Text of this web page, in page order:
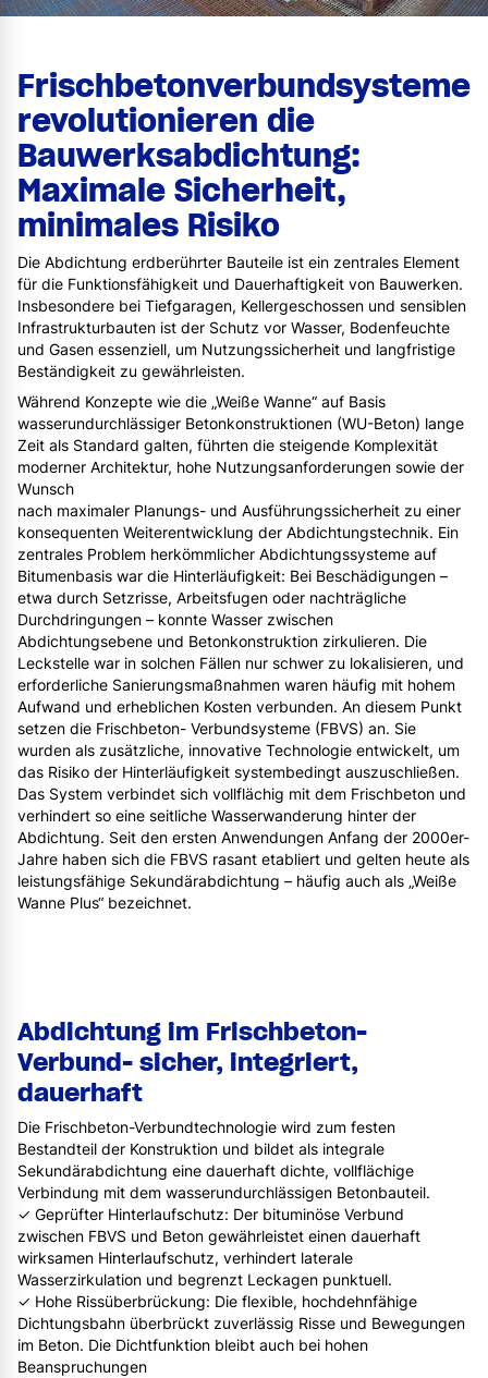
Frischbetonverbundsysteme
revolutionieren die
Bauwerksabdichtung:
Maximale Sicherheit,
minimales Risiko
Die Abdichtung erdberührter Bauteile ist ein zentrales Element
für die Funktionsfähigkeit und Dauerhaftigkeit von Bauwerken.
Insbesondere bei Tiefgaragen, Kellergeschossen und sensiblen
Infrastrukturbauten ist der Schutz vor Wasser, Bodenfeuchte
und Gasen essenziell, um Nutzungssicherheit und langfristige
Beständigkeit zu gewährleisten.
Während Konzepte wie die „Weiße Wanne“ auf Basis
wasserundurchlässiger Betonkonstruktionen (WU-Beton) lange
Zeit als Standard galten, führten die steigende Komplexität
moderner Architektur, hohe Nutzungsanforderungen sowie der
Wunsch
nach maximaler Planungs- und Ausführungssicherheit zu einer
konsequenten Weiterentwicklung der Abdichtungstechnik. Ein
zentrales Problem herkömmlicher Abdichtungssysteme auf
Bitumenbasis war die Hinterläufigkeit: Bei Beschädigungen –
etwa durch Setzrisse, Arbeitsfugen oder nachträgliche
Durchdringungen – konnte Wasser zwischen
Abdichtungsebene und Betonkonstruktion zirkulieren. Die
Leckstelle war in solchen Fällen nur schwer zu lokalisieren, und
erforderliche Sanierungsmaßnahmen waren häufig mit hohem
Aufwand und erheblichen Kosten verbunden. An diesem Punkt
setzen die Frischbeton- Verbundsysteme (FBVS) an. Sie
wurden als zusätzliche, innovative Technologie entwickelt, um
das Risiko der Hinterläufigkeit systembedingt auszuschließen.
Das System verbindet sich vollflächig mit dem Frischbeton und
verhindert so eine seitliche Wasserwanderung hinter der
Abdichtung. Seit den ersten Anwendungen Anfang der 2000er-
Jahre haben sich die FBVS rasant etabliert und gelten heute als
leistungsfähige Sekundärabdichtung – häufig auch als „Weiße
Wanne Plus“ bezeichnet.
Abdichtung im Frischbeton-
Verbund- sicher, integriert,
dauerhaft
Die Frischbeton-Verbundtechnologie wird zum festen
Bestandteil der Konstruktion und bildet als integrale
Sekundärabdichtung eine dauerhaft dichte, vollflächige
Verbindung mit dem wasserundurchlässigen Betonbauteil.
✓ Geprüfter Hinterlaufschutz: Der bituminöse Verbund
zwischen FBVS und Beton gewährleistet einen dauerhaft
wirksamen Hinterlaufschutz, verhindert laterale
Wasserzirkulation und begrenzt Leckagen punktuell.
✓ Hohe Rissüberbrückung: Die flexible, hochdehnfähige
Dichtungsbahn überbrückt zuverlässig Risse und Bewegungen
im Beton. Die Dichtfunktion bleibt auch bei hohen
Beanspruchungen